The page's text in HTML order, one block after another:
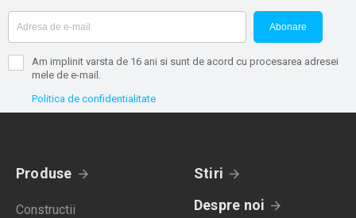
Abonare
Am implinit varsta de 16 ani si sunt de acord cu procesarea adresei
mele de e-mail.
Politica de confidentialitate
Produse
Constructii
Stiri
Despre noi